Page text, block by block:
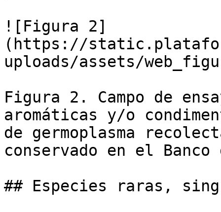
![Figura 2]
(https://
uploads/assets/
Figura 2. Campo de
aromáticas y/o
de germoplasma
conservado en el Banco
## Especies raras,